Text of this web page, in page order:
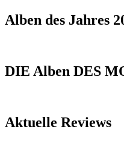
Alben des Jahres
DIE Alben DES
Aktuelle Reviews